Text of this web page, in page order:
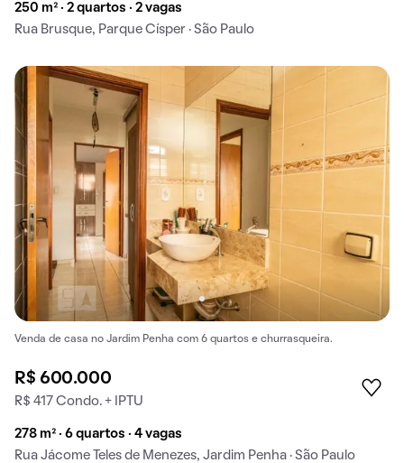
250 m² · 2 quartos · 2 vagas
Rua Brusque, Parque Císper · São Paulo
Venda de casa no Jardim Penha com 6 quartos e churrasqueira.
R$ 600.000
R$ 417 Condo. + IPTU
278 m² · 6 quartos · 4 vagas
Rua Jácome Teles de Menezes, Jardim Penha · São Paulo